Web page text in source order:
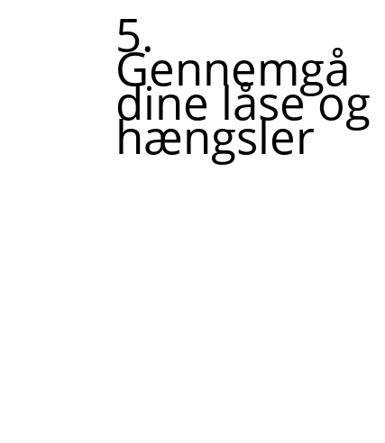
5.
Gennemgå
dine låse og
hængsler